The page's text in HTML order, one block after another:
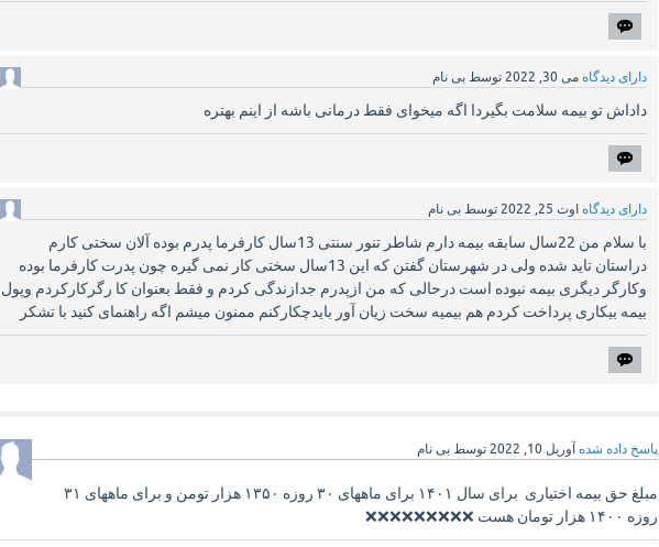
دارای دیدگاه می 30, 2022 توسطبی نام
داداش تو بیمه سلامت بگیردا اگه میخوای فقط درمانی باشه از اینم بهتره
دارای دیدگاه اوت 25, 2022 توسطبی نام
با سلام من 22سال سابقه بیمه دارم شاطر تنور سنتی 13سال کارفرما پدرم بوده آلان سختی کارم
دراستان تاید شده ولی در شهرستان گفتن که این 13سال سختی کار نمی گیره چون پدرت کارفرما بوده
وکارگر دیگری بیمه نبوده است درحالی که من ازپدرم جدازندگی کردم و فقط بعنوان کا رگرکارکردم وپول
بیمه بیکاری پرداخت کردم هم بیمیه سخت زیان آور بایدچکارکنم ممنون میشم اگه راهنمای کنید با تشکر
پاسخ داده شده آوریل 10, 2022 توسطبی نام
مبلغ حق بیمه اختیاری برای سال ۱۴۰۱ برای ماههای ۳۰ روزه ۱۳۵۰ هزار تومن و برای ماههای ۳۱
روزه ۱۴۰۰ هزار تومان هست ❌❌❌❌❌❌❌❌❌